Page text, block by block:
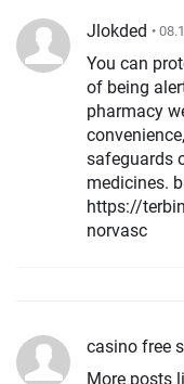
Jlokded •
You can
of being
pharmacy
safeguards
medicines.
https://
norvasc
casino free
More posts